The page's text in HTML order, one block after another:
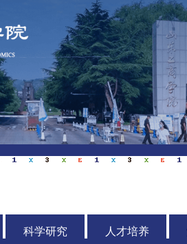
科学研究 人才培养